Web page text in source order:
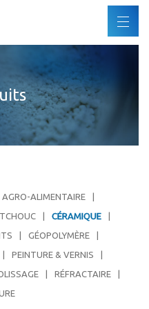
AGRO-ALIMENTAIRE
CÉRAMIQUE
GÉOPOLYMÈRE
PEINTURE & VERNIS
RÉFRACTAIRE